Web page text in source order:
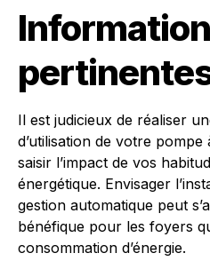
Il est judicieux de réaliser
d’utilisation de votre
saisir l’impact de vos
énergétique. Envisager
gestion automatique peut
bénéfique pour les foyers
consommation d’énergie.